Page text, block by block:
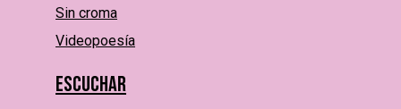
Sin croma
Videopoesía
Escuchar